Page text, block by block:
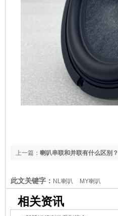
上一篇： 喇叭串联和并联有什么区别？
此文关键字： NL喇叭 MY喇叭
相关资讯